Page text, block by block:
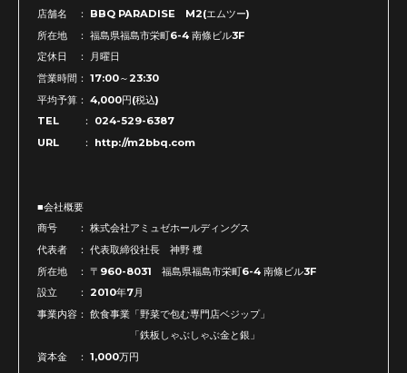
店舗名 ： BBQ PARADISE M2(エムツー)
所在地 ： 福島県福島市栄町6-4 南條ビル3F
定休日 ： 月曜日
営業時間： 17:00～23:30
平均予算： 4,000円(税込)
TEL ： 024-529-6387
URL ： http://m2bbq.com
■会社概要
商号 ： 株式会社アミュゼホールディングス
代表者 ： 代表取締役社長 神野 穫
所在地 ： 〒960-8031 福島県福島市栄町6-4 南條ビル3F
設立 ： 2010年7月
事業内容： 飲食事業「野菜で包む専門店ベジップ」
「鉄板しゃぶしゃぶ金と銀」
資本金 ： 1,000万円